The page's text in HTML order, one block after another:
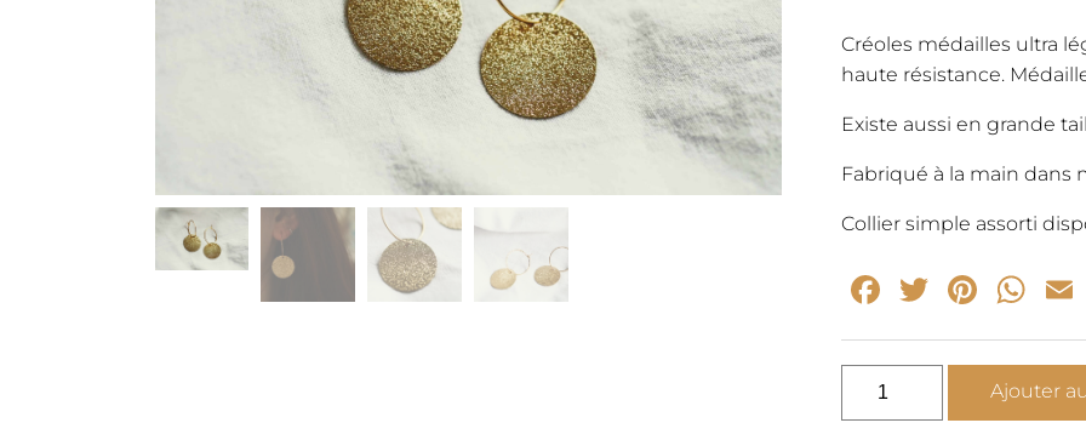
Créoles médailles ultra
haute résistance.
Existe aussi en grande
Fabriqué à la main dans
Collier simple assorti
Facebook
Twitter
Ajouter